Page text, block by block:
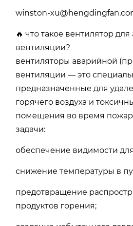
winston-
🔥 что такое вентилятор
вентиляции?
вентиляторы аварийной
вентиляции — это
предназначенные для
горячего воздуха и
помещения во время
задачи:
обеспечение видимости
снижение температуры в
предотвращение
продуктов горения;